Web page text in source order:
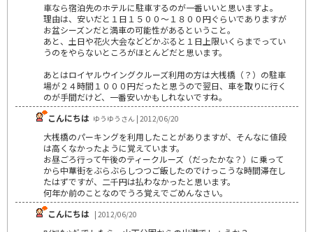
車なら宿泊先のホテルに駐車するのが一番いいと思いますよ。
理由は、安いだと１日１５００～１８００円ぐらいでありますが
お盆シーズンだと満車の可能性があるということ。
あと、土日や花火大会などどかぶると１日上限いくらまでってい
うのをやらないところがほとんどだと思います。
あとはロイヤルウイングクルーズ利用の方は大桟橋（？）の駐車
場が２４時間１０００円だったと思うので翌日、車を取りに行く
のが手間だけど、一番安いかもしれないですね。
こんにちは ゆうゆうさん | 2012/06/20
大桟橋のパーキングを利用したことがありますが、そんなに値段
は高くなかったように覚えています。
お昼ごろ行って午後のティークルーズ（だったかな？）に乗って
から中華街をぶらぶらしつつご飯したのでけっこうな時間滞在し
たはずですが、二千円は払わなかったと思います。
何年か前のことなのでうろ覚えでごめんなさい。
こんにちは | 2012/06/20